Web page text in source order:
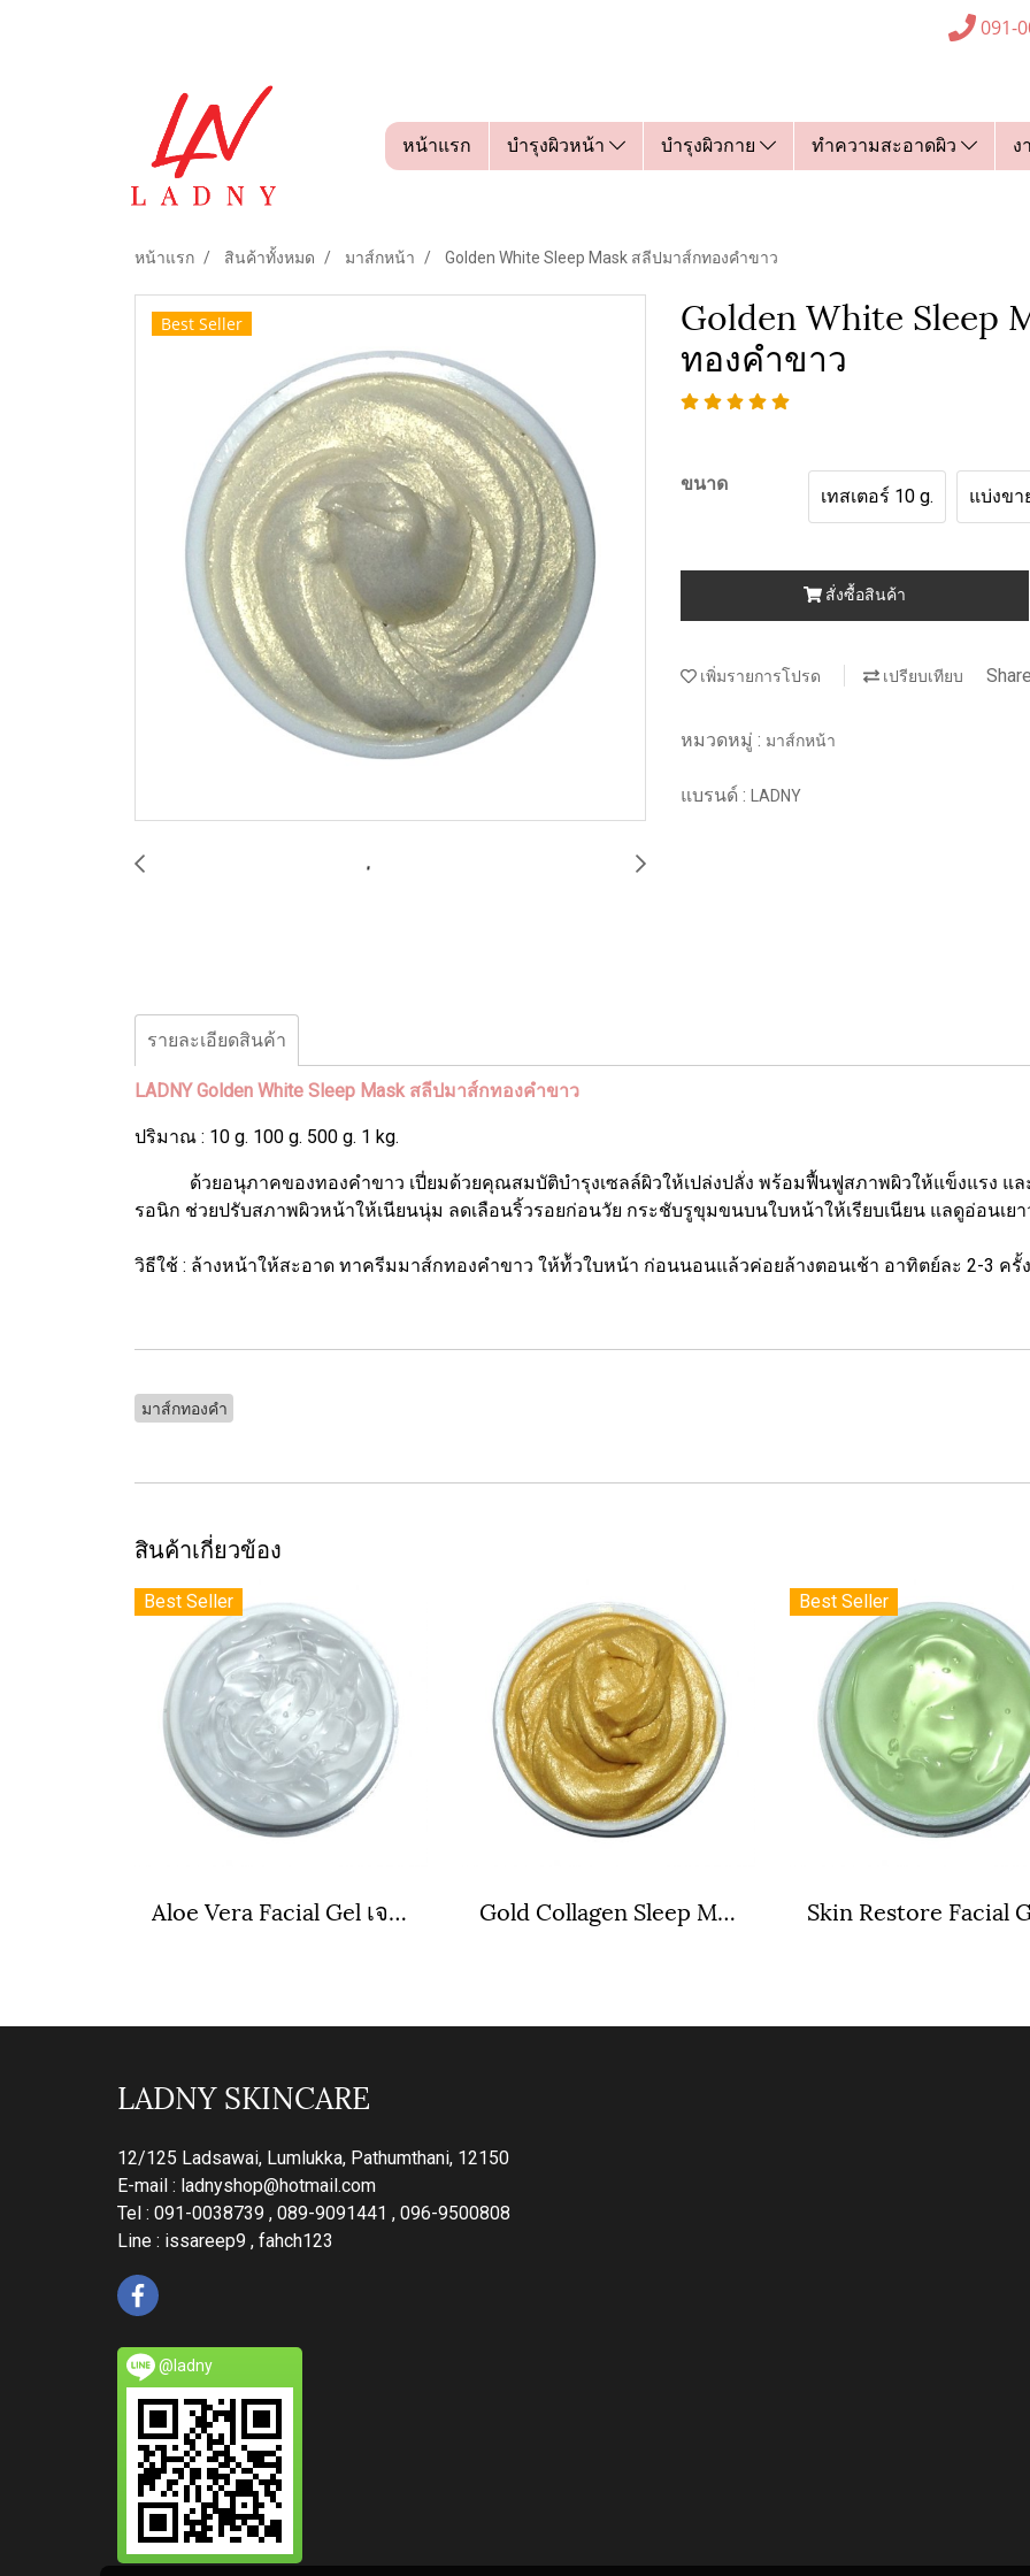
091-
หน้าแรก บำรุงผิวหน้า บำรุงผิวกาย ทำความสะอาดผิว ง
หน้าแรก สินค้าทั้งหมด มาส์กหน้า Golden White Sleep Mask สลีปมาส์กทองคำขาว
Best Seller
Golden White Sleep
ทองคำขาว
ขนาด
เทสเตอร์ 10 g. แบ่งขา
สั่งซื้อสินค้า
เพิ่มรายการโปรด เปรียบเทียบ
หมวดหมู่ : มาส์กหน้า
แบรนด์ : LADNY
รายละเอียดสินค้า
LADNY Golden White Sleep Mask สลีปมาส์กทองคำขาว
ปริมาณ : 10 g. 100 g. 500 g. 1 kg.
ด้วยอนุภาคของทองคำขาว เปี่ยมด้วยคุณสมบัติบำรุงเซลล์ผิวให้เปล่งปลั่ง พร้อมฟื้นฟูสภาพผิวให้แข็งแรง แล
รอนิก ช่วยปรับสภาพผิวหน้าให้เนียนนุ่ม ลดเลือนริ้วรอยก่อนวัย กระชับรูขุมขนบนใบหน้าให้เรียบเนียน แลดูอ่อนเยา
วิธีใช้ : ล้างหน้าให้สะอาด ทาครีมมาส์กทองคำขาว ให้ท้ัวใบหน้า ก่อนนอนแล้วค่อยล้างตอนเช้า อาทิตย์ละ 2-3 ครั้ง
มาส์กทองคำ
สินค้าเกี่ยวข้อง
Best Seller
Aloe Vera Facial Gel เจลว่านหางจรเข้ 90% Gold Collagen Sleep Mask สลีปมาส์กคอลลาเจนทองคำ
Best Seller
LADNY SKINCARE
12/125 Ladsawai, Lumlukka, Pathumthani, 12150
E-mail : ladnyshop@hotmail.com
Tel : 091-0038739 , 089-9091441 , 096-9500808
Line : issareep9 , fahch123
@ladny